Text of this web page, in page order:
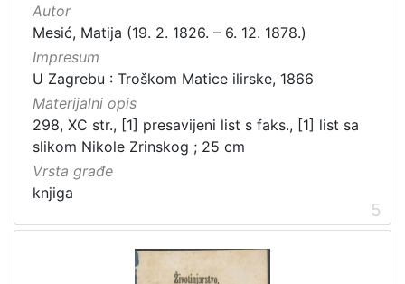
Autor
Mesić, Matija (19. 2. 1826. – 6. 12. 1878.)
Impresum
U Zagrebu : Troškom Matice ilirske, 1866
Materijalni opis
298, XC str., [1] presavijeni list s faks., [1] list sa
slikom Nikole Zrinskog ; 25 cm
Vrsta građe
knjiga
5